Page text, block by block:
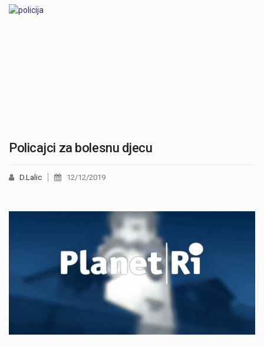
Policajci za bolesnu djecu
D.Lalic 12/12/2019